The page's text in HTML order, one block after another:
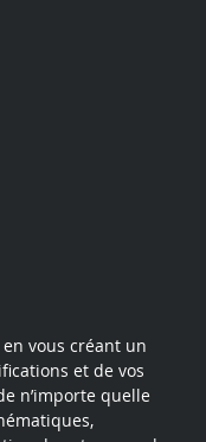
vous créant un
et de vos
n’importe quelle